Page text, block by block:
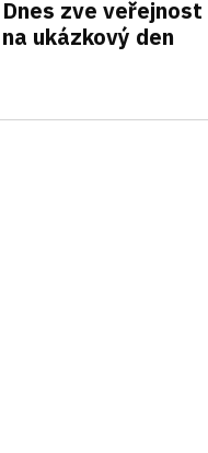
Dnes zve veřejnost
na ukázkový den